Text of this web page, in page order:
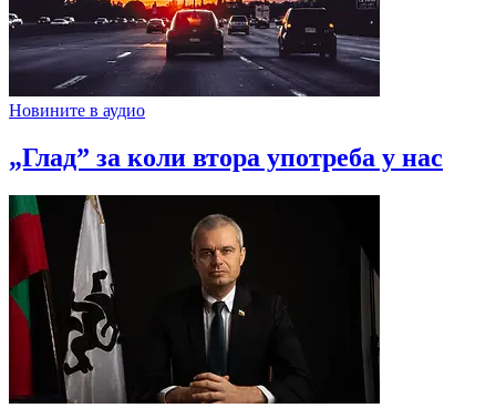
Новините в аудио
„Глад” за коли втора употреба у нас